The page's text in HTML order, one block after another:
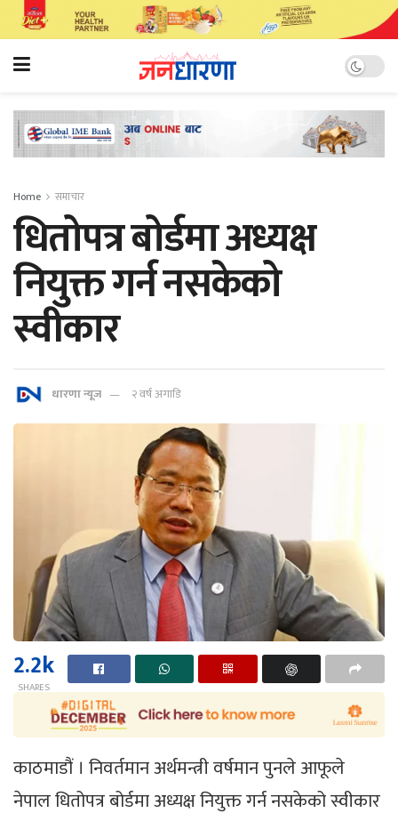
Home समाचार
धितोपत्र बोर्डमा अध्यक्ष
नियुक्त गर्न नसकेको
स्वीकार
धारणा न्यूज २ वर्ष अगाडि
2.2k
SHARES
काठमाडौं । निवर्तमान अर्थमन्त्री वर्षमान पुनले आफूले
नेपाल धितोपत्र बोर्डमा अध्यक्ष नियुक्त गर्न नसकेको स्वीकार